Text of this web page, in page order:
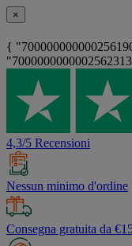
×
{
4,3/5 Recensioni
Nessun minimo d'ordine
Consegna gratuita da